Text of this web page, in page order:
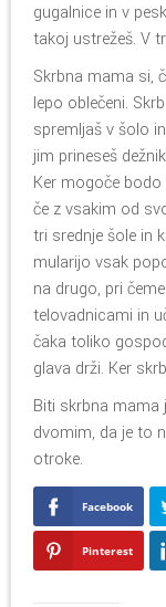
gugalnice in v
takoj ustrežeš. V
Skrbna mama si,
lepo oblečeni.
spremljaš v šolo
jim prineseš
Ker mogoče
če z vsakim od
tri srednje šole in
mularijo vsak
na drugo, pri
telovadnicami in
čaka toliko
glava drži. Ker
Biti skrbna mama
dvomim, da je to
otroke.
Facebook
Pinterest